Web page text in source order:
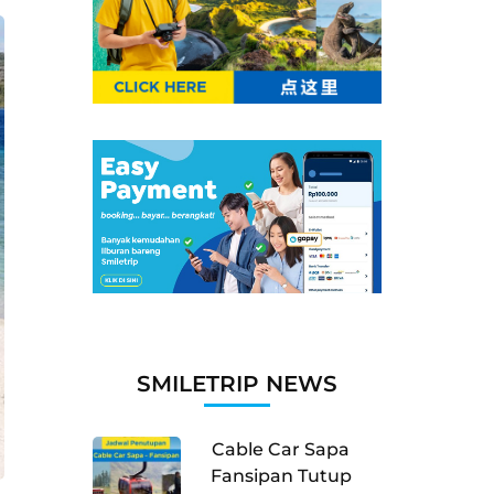
SMILETRIP NEWS
Cable Car Sapa
Fansipan Tutup